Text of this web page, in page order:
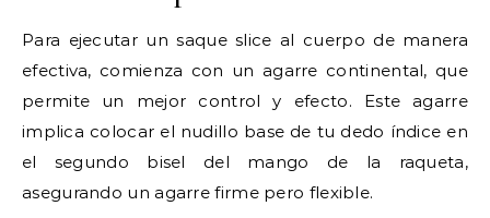
Para ejecutar un saque slice al cuerpo de manera
efectiva, comienza con un agarre continental, que
permite un mejor control y efecto. Este agarre
implica colocar el nudillo base de tu dedo índice en
el segundo bisel del mango de la raqueta,
asegurando un agarre firme pero flexible.